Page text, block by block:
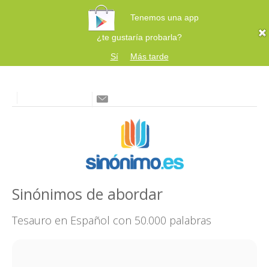
Tenemos una app
¿te gustaría probarla?
Sí
Más tarde
Sinónimos de abordar
Tesauro en Español con 50.000 palabras